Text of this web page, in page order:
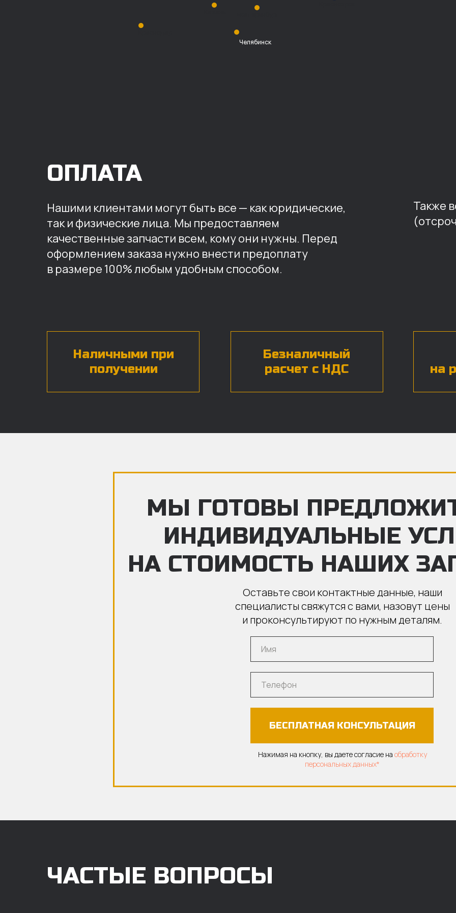
Челябинск
Наличными при
получении
Безналичный
расчет с НДС
на
ОПЛАТА
Нашими клиентами могут быть все — как юридические,
так и физические лица. Мы предоставляем
качественные запчасти всем, кому они нужны. Перед
оформлением заказа нужно внести предоплату
в размере 100% любым удобным способом.
Также
МЫ ГОТОВЫ
ИНДИВИДУАЛЬНЫЕ
НА СТОИМОСТЬ НАШИХ
Оставьте свои контактные данные, наши
специалисты свяжутся с вами, назовут цены
и проконсультируют по нужным деталям.
БЕСПЛАТНАЯ КОНСУЛЬТАЦИЯ
Нажимая на кнопку, вы даете согласие на обработку
персональных данных*
ЧАСТЫЕ ВОПРОСЫ